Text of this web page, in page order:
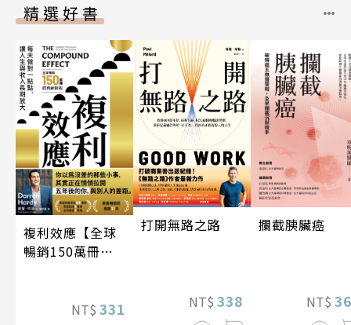
精選好書
複利效應【全球
暢銷150萬冊・
NT$ 331
打開無路之路
NT$ 338
攔截胰臟癌
NT$